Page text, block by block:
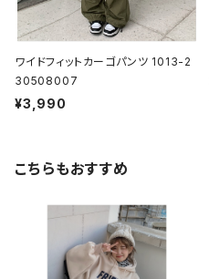
ワイドフィットカーゴパンツ 1013-2
30508007
¥3,990
こちらもおすすめ